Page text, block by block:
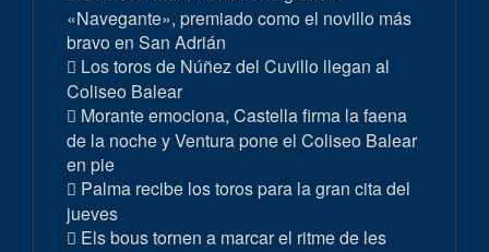
«Navegante», premiado como el novillo más
bravo en San Adrián
Los toros de Núñez del Cuvillo llegan al
Coliseo Balear
Morante emociona, Castella firma la faena
de la noche y Ventura pone el Coliseo Balear
en pie
Palma recibe los toros para la gran cita del
jueves
Els bous tornen a marcar el ritme de les